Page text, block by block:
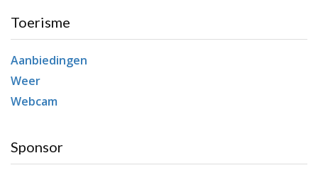
Toerisme
Aanbiedingen
Weer
Webcam
Sponsor